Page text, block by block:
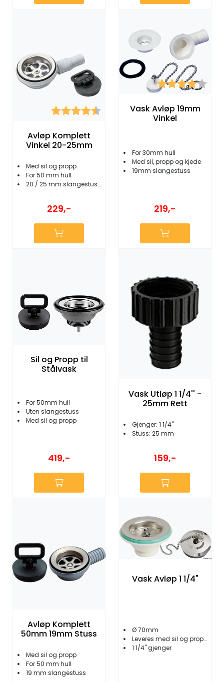
Karakter: 4.3 av 5 mulige
Avløp Komplett
Vinkel 20-25mm
Med sil og propp
For 50 mm hull
20 / 25 mm slangestuss
229,-
Karakter:
Vask Avløp 19mm
Vinkel
For 30mm hull
Med sil, propp og kjede
19mm slangestuss
219,-
Sil og Propp til
Stålvask
For 50mm hull
Uten slangestuss
Med sil og propp
419,-
Vask Utløp 1 1/4'' -
25mm Rett
Gjenger: 1 1/4"
Stuss: 25 mm
159,-
Avløp Komplett
50mm 19mm Stuss
Med sil og propp
For 50 mm hull
19 mm slangestuss
Vask Avløp 1 1/4"
Ø 70mm
Leveres med sil og propp
1 1/4'' gjenger